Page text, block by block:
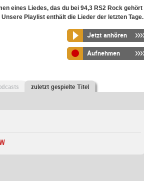
eines Liedes, das du bei 94,3 RS2 Rock gehört
Playlist enthält die Lieder der letzten Tage.
Jetzt anhören
Aufnehmen
zuletzt gespielte Titel